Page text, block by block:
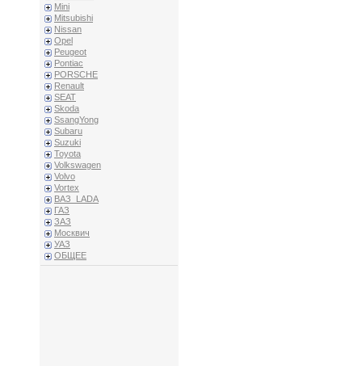
Mini
Mitsubishi
Nissan
Opel
Peugeot
Pontiac
PORSCHE
Renault
SEAT
Skoda
SsangYong
Subaru
Suzuki
Toyota
Volkswagen
Volvo
Vortex
ВАЗ_LADA
ГАЗ
ЗАЗ
Москвич
УАЗ
ОБЩЕЕ